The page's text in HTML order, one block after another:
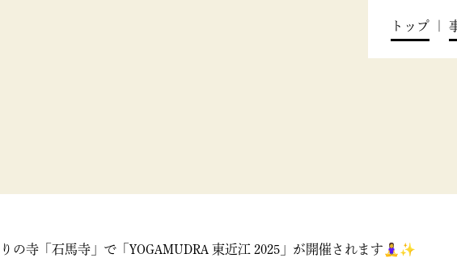
トップ
の寺「石馬寺」で「YOGAMUDRA 東近江 2025」が開催されます🧘‍♀️✨